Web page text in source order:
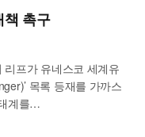
책 촉구
프가 유네스코 세계유
목록 등재를 가까스
계를…